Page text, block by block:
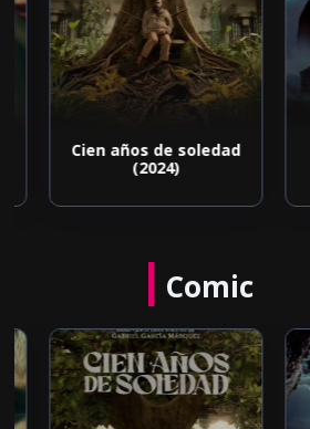
Cien años de soledad
(2024)
Comic